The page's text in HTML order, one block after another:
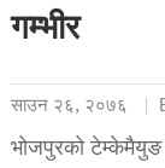
गम्भीर
साउन २६, २०७६
भोजपुरको टेम्केमैयुङ